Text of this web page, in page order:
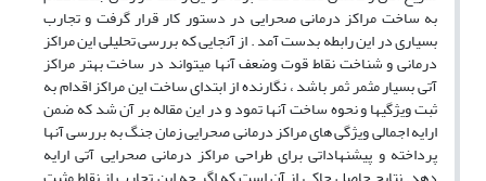
به ساخت مراکز درمانی صحرایی در دستور کار قرار گرفت و تجارب
بسیاری در این رابطه بدست آمد . از آنجایی که بررسی تحلیلی این مراکز
درمانی و شناخت نقاط قوت وضعف آنها میتواند در ساخت بهتر مراکز
آتی بسیار مثمر ثمر باشد ، نگارنده از ابتدای ساخت این مراکز اقدام به
ثبت ویژگیها و نحوه ساخت آنها تمود و در این مقاله بر آن شد که ضمن
ارایه اجمالی ویژگی های مراکز درمانی صحرایی زمان جنگ به بررسی آنها
پرداخته و پیشنهاداتی برای طراحی مراکز درمانی صحرایی آتی ارایه